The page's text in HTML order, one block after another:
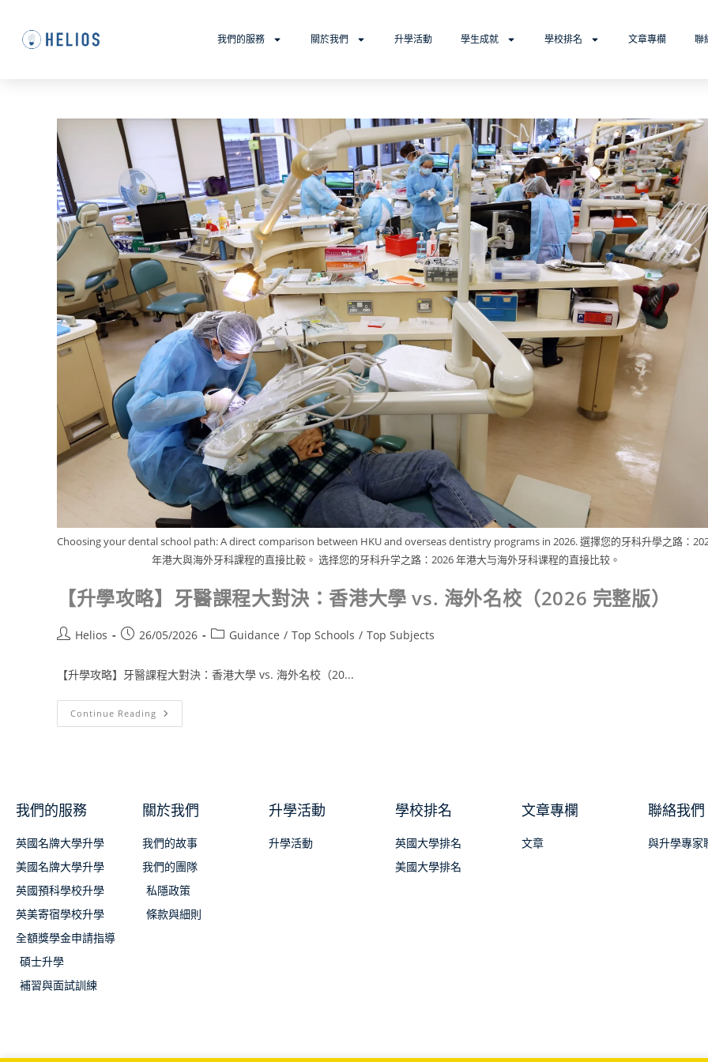
我們的服務 關於我們 升學活動 學生成就 學校排名 文章專欄 聯
Choosing your dental school path: A direct comparison between HKU and overseas dentistry programs in 2026. 選擇您的牙科升學之路：
年港大與海外牙科課程的直接比較。 选择您的牙科升学之路：2026 年港大与海外牙科课程的直接比较。
【升學攻略】牙醫課程大對決：香港大學 vs. 海外名校（2026 完整版）
Helios 26/05/2026 Guidance / Top Schools / Top Subjects
【升學攻略】牙醫課程大對決：香港大學 vs. 海外名校（20...
Continue Reading
我們的服務
英國名牌大學升學
美國名牌大學升學
英國預科學校升學
英美寄宿學校升學
全額獎學金申請指導
碩士升學
補習與面試訓練
關於我們
我們的故事
我們的團隊
私隱政策
條款與細則
升學活動
升學活動
學校排名
英國大學排名
美國大學排名
文章專欄
文章
聯絡我們
與升學專家